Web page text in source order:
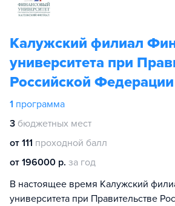
Калужский филиал
университета при
Российской Федерации
1 программа
3 бюджетных мест
от 111 проходной балл
от 196000 р. за год
В настоящее время Калужский
университета при Правительстве